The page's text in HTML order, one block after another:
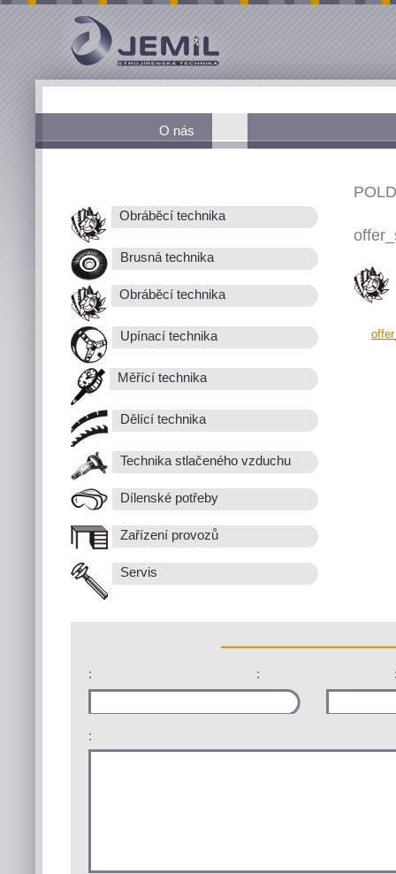
O nás
Obráběcí technika
Brusná technika
Obráběcí technika
Upínací technika
Měřící technika
Dělící technika
Technika stlačeného vzduchu
Dílenské potřeby
Zařízení provozů
Servis
: :
: